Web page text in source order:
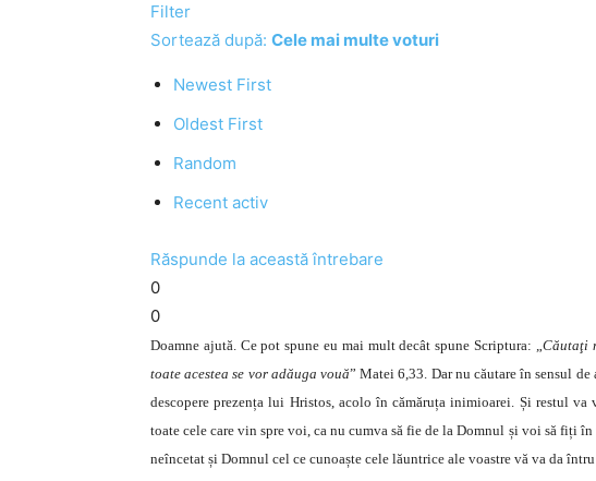
Filter
Sortează după: Cele mai multe voturi
Newest First
Oldest First
Random
Recent activ
Răspunde la această întrebare
0
0
Doamne ajută. Ce pot spune eu mai mult decât spune Scriptura: „Căutaţi
toate acestea se vor adăuga vouă” Matei 6,33. Dar nu căutare în sensul
descopere prezența lui Hristos, acolo în cămăruța inimioarei. Și restul
toate cele care vin spre voi, ca nu cumva să fie de la Domnul și voi să fiți
neîncetat și Domnul cel ce cunoaște cele lăuntrice ale voastre vă va da